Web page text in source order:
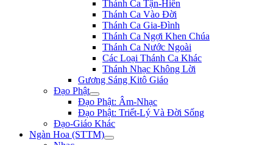
Thánh Ca Tận-Hiến
Thánh Ca Vào Đời
Thánh Ca Gia-Đình
Thánh Ca Ngợi Khen Chúa
Thánh Ca Nước Ngoài
Các Loại Thánh Ca Khác
Thánh Nhạc Không Lời
Gương Sáng Kitô Giáo
Đạo Phật
Đạo Phật: Âm-Nhạc
Đạo Phật: Triết-Lý Và Đời Sống
Đạo-Giáo Khác
Ngàn Hoa (STTM)